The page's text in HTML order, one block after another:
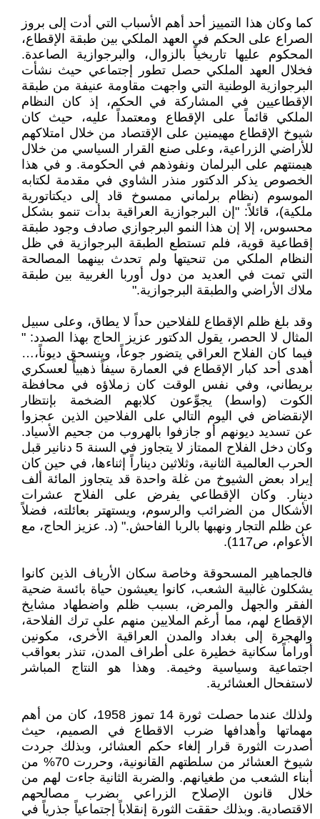
كما وكان هذا التمييز أحد أهم الأسباب التي أدت إلى بروز
الصراع على الحكم في العهد الملكي بين طبقة الإقطاع،
المحكوم عليها تاريخياً بالزوال، والبرجوازية الصاعدة.
فخلال العهد الملكي حصل تطور إجتماعي حيث نشأت
البرجوازية الوطنية التي واجهت مقاومة عنيفة من طبقة
الإقطاعيين في المشاركة في الحكم، إذ كان النظام
الملكي قائماً على الإقطاع ومعتمداً عليه، حيث كان
شيوخ الإقطاع مهيمنين على الإقتصاد من خلال امتلاكهم
للأراضي الزراعية، وعلى صنع القرار السياسي من خلال
هيمنتهم على البرلمان ونفوذهم في الحكومة. و في هذا
الخصوص يذكر الدكتور منذر الشاوي في مقدمة لكتابه
الموسوم (نظام برلماني ممسوخ قاد إلى ديكتاتورية
ملكية)، قائلاً: "إن البرجوازية العراقية بدأت تنمو بشكل
محسوس، إلا إن هذا النمو البرجوازي صادف وجود طبقة
إقطاعية قوية، فلم تستطع الطبقة البرجوازية في ظل
النظام الملكي من تنحيتها ولم تحدث بينهما المصالحة
التي تمت في العديد من دول أوربا الغربية بين طبقة
ملاك الأراضي والطبقة البرجوازية."
وقد بلغ ظلم الإقطاع للفلاحين حداً لا يطاق، وعلى سبيل
المثال لا الحصر، يقول الدكتور عزيز الحاج بهذا الصدد: "
فيما كان الفلاح العراقي يتضور جوعاً، وينسحق ديوناً،…
أهدى أحد كبار الإقطاع في العمارة سيفاً ذهبياً لعسكري
بريطاني، وفي نفس الوقت كان زملاؤه في محافظة
الكوت (واسط) يجوِّعون كلابهم الضخمة بإنتظار
الإنقضاض في اليوم التالي على الفلاحين الذين عجزوا
عن تسديد ديونهم أو جازفوا بالهروب من جحيم الأسياد.
وكان دخل الفلاح الممتاز لا يتجاوز في السنة 5 دنانير قبل
الحرب العالمية الثانية، وثلاثين ديناراً إثناءها، في حين كان
إيراد بعض الشيوخ من غلة واحدة قد يتجاوز المائة ألف
دينار. وكان الإقطاعي يفرض على الفلاح عشرات
الأشكال من الضرائب والرسوم، ويستهتر بعائلته، فضلاً
عن ظلم التجار ونهبها بالربا الفاحش." (د. عزيز الحاج، مع
الأعوام، ص117).
فالجماهير المسحوقة وخاصة سكان الأرياف الذين كانوا
يشكلون غالبية الشعب، كانوا يعيشون حياة بائسة ضحية
الفقر والجهل والمرض، بسبب ظلم واضطهاد مشايخ
الإقطاع لهم، مما أرغم الملايين منهم على ترك الفلاحة،
والهجرة إلى بغداد والمدن العراقية الأخرى، مكونين
أوراماً سكانية خطيرة على أطراف المدن، تنذر بعواقب
اجتماعية وسياسية وخيمة. وهذا هو النتاج المباشر
لاستفحال العشائرية.
ولذلك عندما حصلت ثورة 14 تموز 1958، كان من أهم
مهماتها وأهدافها ضرب الاقطاع في الصميم، حيث
أصدرت الثورة قرار إلغاء حكم العشائر، وبذلك جردت
شيوخ العشائر من سلطتهم القانونية، وحررت 70% من
أبناء الشعب من طغيانهم. والضربة الثانية جاءت لهم من
خلال قانون الإصلاح الزراعي بضرب مصالحهم
الاقتصادية. وبذلك حققت الثورة إنقلاباً إجتماعياً جذرياً في